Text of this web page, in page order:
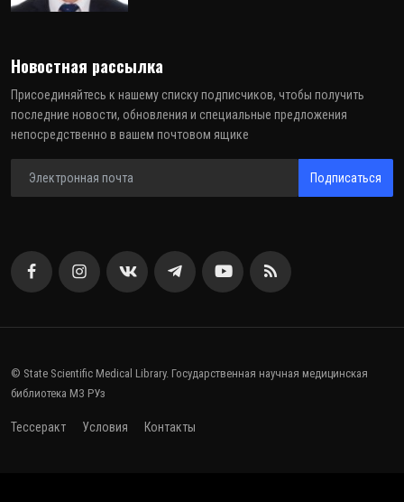
Новостная рассылка
Присоединяйтесь к нашему списку подписчиков, чтобы получить
последние новости, обновления и специальные предложения
непосредственно в вашем почтовом ящике
Подписаться
© State Scientific Medical Library. Государственная научная медицинская
библиотека МЗ РУз
Тессеракт Условия Контакты